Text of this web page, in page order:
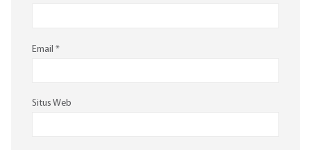
Email *
Situs Web